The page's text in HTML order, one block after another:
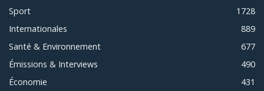
Sport
1728
Internationales
889
Santé & Environnement
677
Émissions & Interviews
490
Économie
431